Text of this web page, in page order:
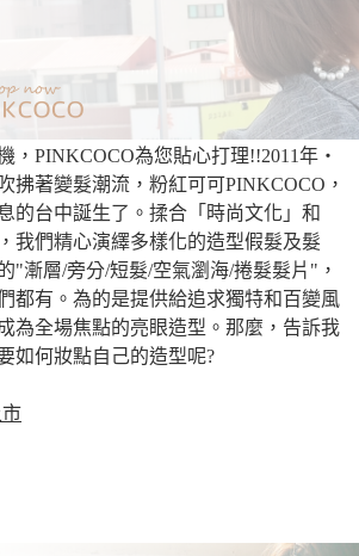
，PINKCOCO為您貼心打理!!2011年‧
拂著變髮潮流，粉紅可可PINKCOCO，
的台中誕生了。揉合「時尚文化」和
我們精心演繹多樣化的造型假髮及髮
"漸層/旁分/短髮/空氣瀏海/捲髮髮片"，
都有。為的是提供給追求獨特和百變風
為全場焦點的亮眼造型。那麼，告訴我
如何妝點自己的造型呢?